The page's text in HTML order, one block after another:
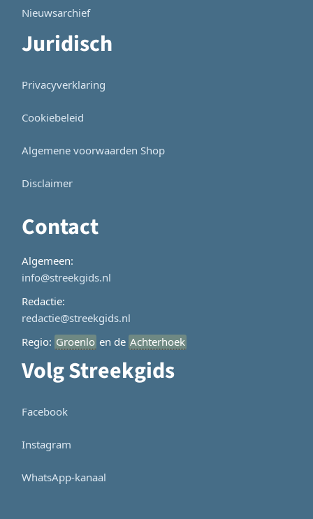
Nieuwsarchief
Juridisch
Privacyverklaring
Cookiebeleid
Algemene voorwaarden Shop
Disclaimer
Contact
Algemeen:
info@streekgids.nl
Redactie:
redactie@streekgids.nl
Regio: Groenlo en de Achterhoek
Volg Streekgids
Facebook
Instagram
WhatsApp-kanaal